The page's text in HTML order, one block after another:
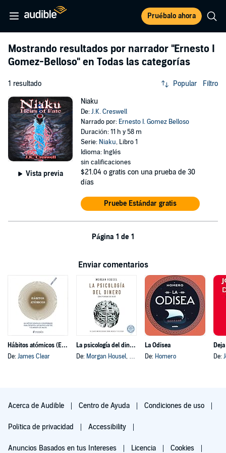
Pruébalo ahora
Mostrando resultados por narrador "Ernesto I
Gomez-Belloso" en Todas las categorías
1 resultado Popular Filtro
Vista previa
Niaku
De:J.K. Creswell
Narrado por: Ernesto I. Gomez Belloso
Duración: 11 h y 58 m
Serie: Niaku, Libro 1
Idioma: Inglés
sin calificaciones
$21.04 o gratis con una prueba de 30
días
Pruebe Estándar gratis
Página 1 de 1
Enviar comentarios
Hábitos atómicos (Español neutro)
De: James Clear
La psicología del dinero
De: Morgan Housel, y otros
La Odisea
De: Homero
De:
Acerca de Audible Centro de Ayuda Condiciones de uso
Política de privacidad Accessibility
Anuncios Basados en tus Intereses Licencia Cookies